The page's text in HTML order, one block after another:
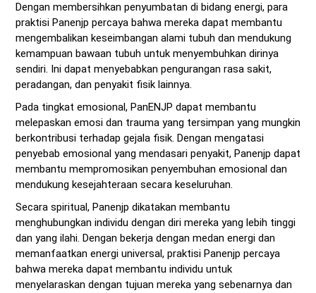
Dengan membersihkan penyumbatan di bidang energi, para
praktisi Panenjp percaya bahwa mereka dapat membantu
mengembalikan keseimbangan alami tubuh dan mendukung
kemampuan bawaan tubuh untuk menyembuhkan dirinya
sendiri. Ini dapat menyebabkan pengurangan rasa sakit,
peradangan, dan penyakit fisik lainnya.
Pada tingkat emosional, PanENJP dapat membantu
melepaskan emosi dan trauma yang tersimpan yang mungkin
berkontribusi terhadap gejala fisik. Dengan mengatasi
penyebab emosional yang mendasari penyakit, Panenjp dapat
membantu mempromosikan penyembuhan emosional dan
mendukung kesejahteraan secara keseluruhan.
Secara spiritual, Panenjp dikatakan membantu
menghubungkan individu dengan diri mereka yang lebih tinggi
dan yang ilahi. Dengan bekerja dengan medan energi dan
memanfaatkan energi universal, praktisi Panenjp percaya
bahwa mereka dapat membantu individu untuk
menyelaraskan dengan tujuan mereka yang sebenarnya dan